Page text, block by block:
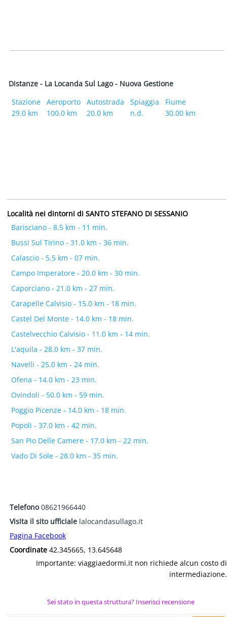
Distanze - La Locanda Sul Lago - Nuova Gestione
Stazione
29.0 km
Aeroporto
100.0 km
Autostrada
20.0 km
Spiaggia
n.d.
Fiume
30.00 km
Località nei dintorni di SANTO STEFANO DI SESSANIO
Barisciano - 8.5 km - 11 min.
Bussi Sul Tirino - 31.0 km - 36 min.
Calascio - 5.5 km - 07 min.
Campo Imperatore - 20.0 km - 30 min.
Caporciano - 21.0 km - 27 min.
Carapelle Calvisio - 15.0 km - 18 min.
Castel Del Monte - 14.0 km - 18 min.
Castelvecchio Calvisio - 11.0 km - 14 min.
L'aquila - 28.0 km - 37 min.
Navelli - 25.0 km - 24 min.
Ofena - 14.0 km - 23 min.
Ovindoli - 50.0 km - 59 min.
Poggio Picenze - 14.0 km - 18 min.
Popoli - 37.0 km - 42 min.
San Pio Delle Camere - 17.0 km - 22 min.
Vado Di Sole - 28.0 km - 35 min.
Telefono08621966440
Visita il sito ufficiale lalocandasullago.it
Pagina Facebook
Coordinate 42.345665, 13.645648
Importante: viaggiaedormi.it non richiede alcun costo di
intermediazione.
Sei stato in questa struttura? Inserisci recensione